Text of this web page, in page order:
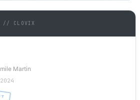
// CLOVIX
Martin